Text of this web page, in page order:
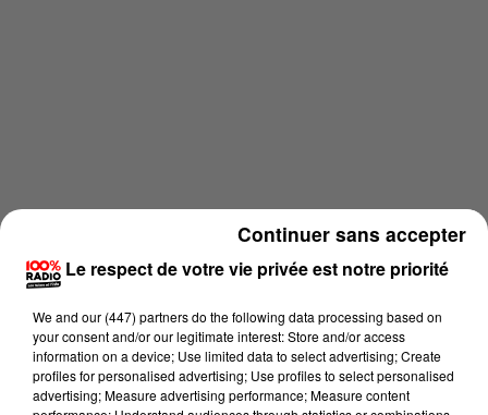
Le respect de votre vie privée est notre priorité
We and our (447) partnersdo the following data processing based on
your consent and/or our legitimate interest: Store and/or access
information on a device; Use limited data to select advertising; Create
profiles for personalised advertising; Use profiles to select personalised
advertising; Measure advertising performance; Measure content
Continuer sans accepter